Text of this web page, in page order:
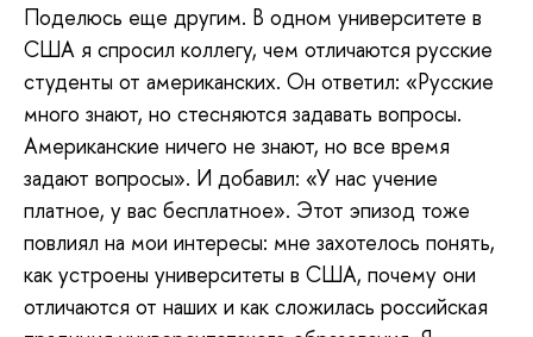
Поделюсь еще другим. В одном университете в
США я спросил коллегу, чем отличаются русские
студенты от американских. Он ответил: «Русские
много знают, но стесняются задавать вопросы.
Американские ничего не знают, но все время
задают вопросы». И добавил: «У нас учение
платное, у вас бесплатное». Этот эпизод тоже
повлиял на мои интересы: мне захотелось понять,
как устроены университеты в США, почему они
отличаются от наших и как сложилась российская